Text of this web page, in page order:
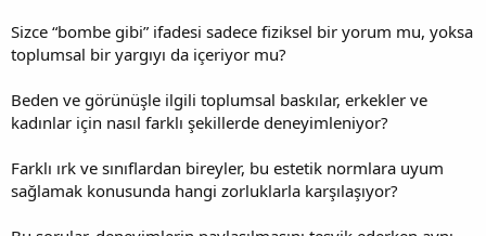
Sizce “bombe gibi” ifadesi sadece fiziksel bir yorum mu, yoksa
toplumsal bir yargıyı da içeriyor mu?
Beden ve görünüşle ilgili toplumsal baskılar, erkekler ve
kadınlar için nasıl farklı şekillerde deneyimleniyor?
Farklı ırk ve sınıflardan bireyler, bu estetik normlara uyum
sağlamak konusunda hangi zorluklarla karşılaşıyor?